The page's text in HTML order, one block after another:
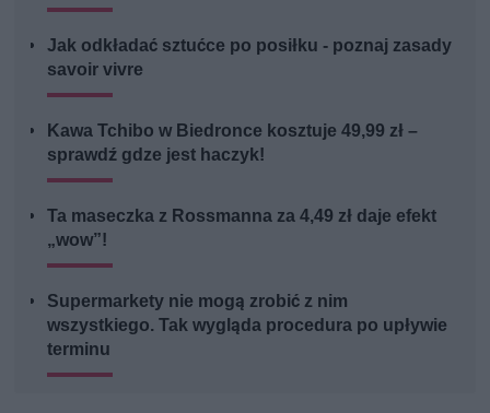
Jak odkładać sztućce po posiłku - poznaj zasady
savoir vivre
Kawa Tchibo w Biedronce kosztuje 49,99 zł –
sprawdź gdze jest haczyk!
Ta maseczka z Rossmanna za 4,49 zł daje efekt
„wow”!
Supermarkety nie mogą zrobić z nim
wszystkiego. Tak wygląda procedura po upływie
terminu